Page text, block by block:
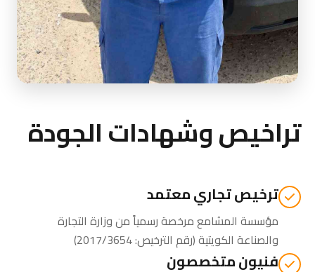
تراخيص وشهادات الجودة
ترخيص تجاري معتمد
مؤسسة المشامع مرخصة رسمياً منوزارة التجارة
والصناعة الكويتية(رقم الترخيص: 2017/3654)
فنيون متخصصون